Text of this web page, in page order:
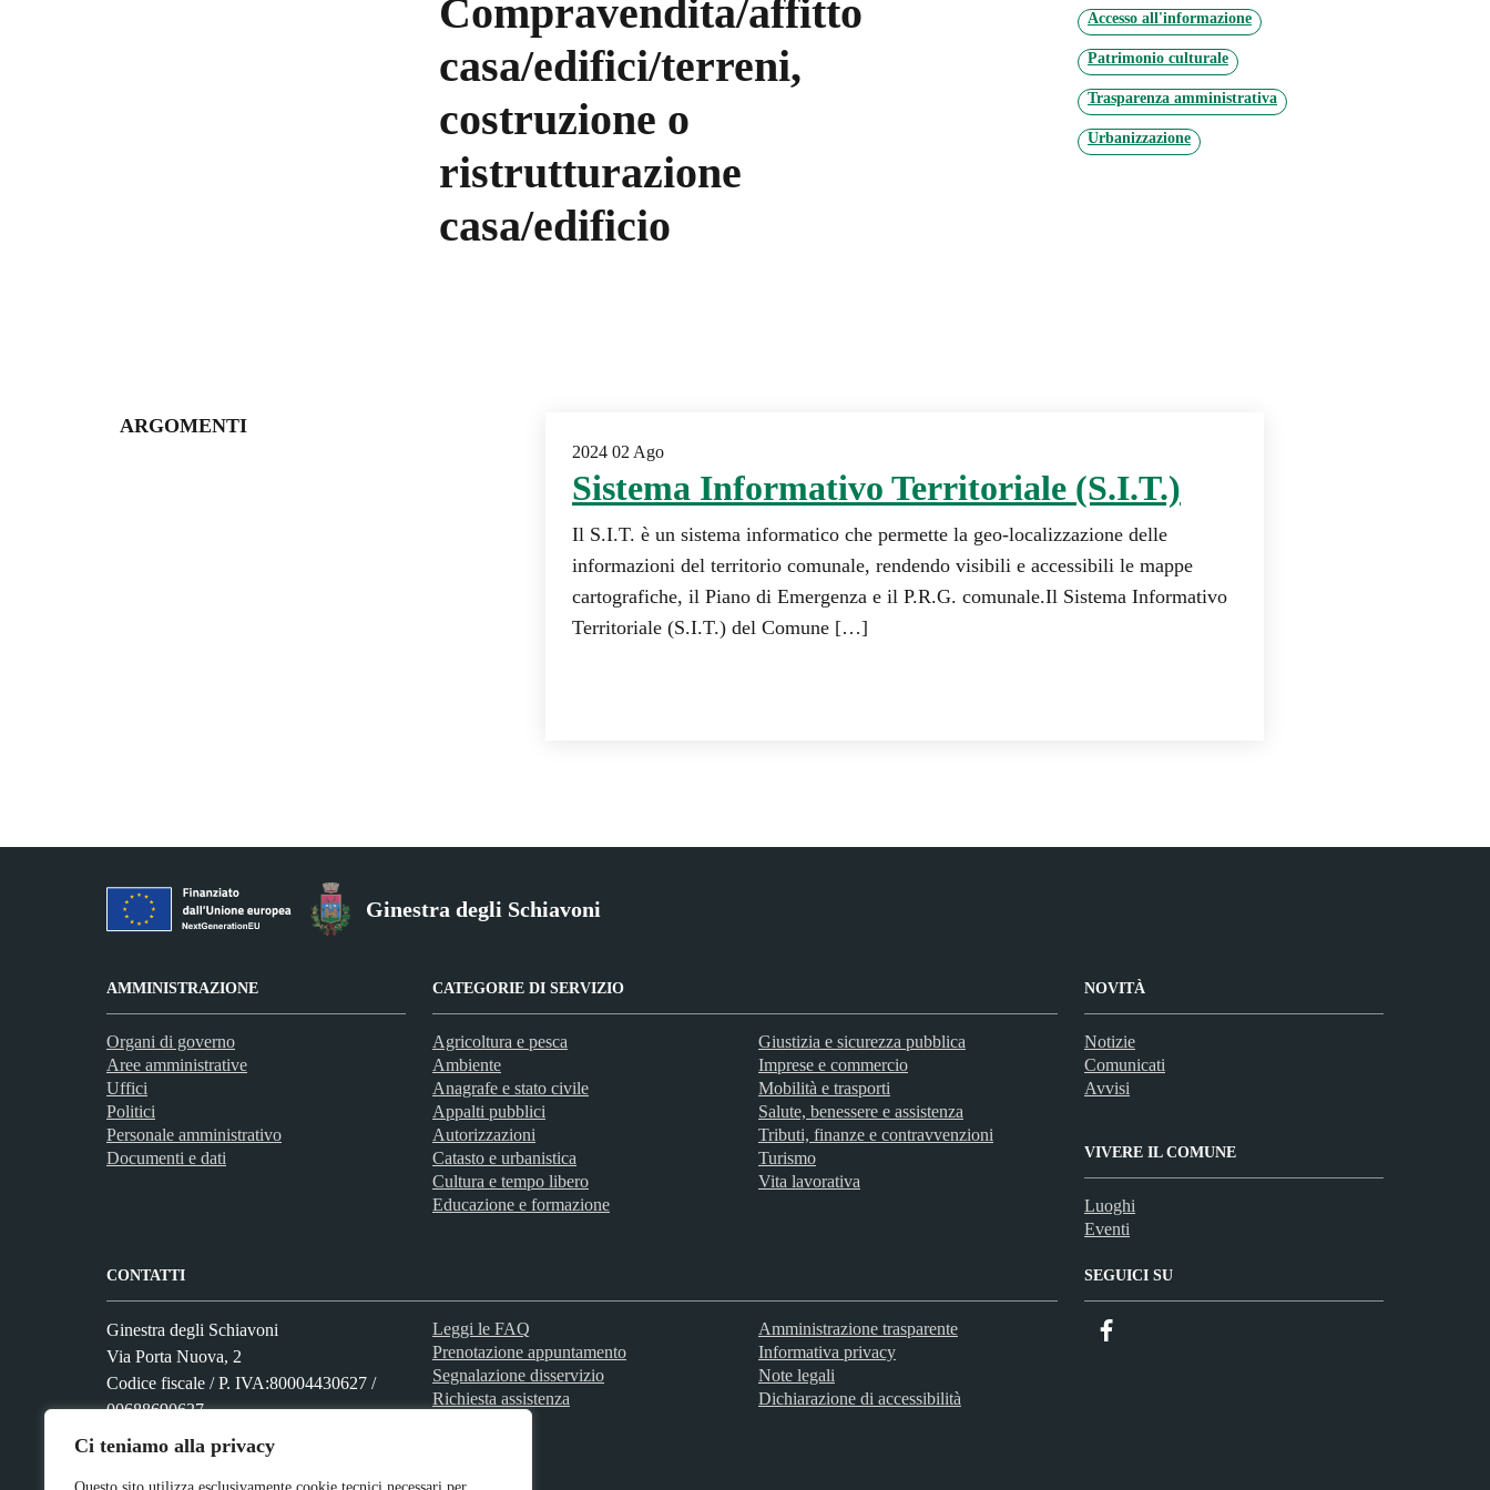
Ci teniamo alla privacy
Compravendita/affitto
casa/edifici/terreni,
costruzione o
ristrutturazione
casa/edificio
Accesso all'informazione
Patrimonio culturale
Trasparenza amministrativa
Urbanizzazione
ARGOMENTI
2024 02 Ago
Sistema Informativo Territoriale (S.I.T.)
Il S.I.T. è un sistema informatico che permette la geo-localizzazione delle
informazioni del territorio comunale, rendendo visibili e accessibili le mappe
cartografiche, il Piano di Emergenza e il P.R.G. comunale.Il Sistema Informativo
Territoriale (S.I.T.) del Comune […]
Ginestra degli Schiavoni
AMMINISTRAZIONE
Organi di governo
Aree amministrative
Uffici
Politici
Personale amministrativo
Documenti e dati
CATEGORIE DI SERVIZIO
Agricoltura e pesca
Ambiente
Anagrafe e stato civile
Appalti pubblici
Autorizzazioni
Catasto e urbanistica
Cultura e tempo libero
Educazione e formazione
Giustizia e sicurezza pubblica
Imprese e commercio
Mobilità e trasporti
Salute, benessere e assistenza
Tributi, finanze e contravvenzioni
Turismo
Vita lavorativa
NOVITÀ
Notizie
Comunicati
Avvisi
VIVERE IL COMUNE
Luoghi
Eventi
CONTATTI
Ginestra degli Schiavoni
Via Porta Nuova, 2
Codice fiscale / P. IVA:80004430627 /
00688690627
Leggi le FAQ
Prenotazione appuntamento
Segnalazione disservizio
Richiesta assistenza
Amministrazione trasparente
Informativa privacy
Note legali
Dichiarazione di accessibilità
SEGUICI SU